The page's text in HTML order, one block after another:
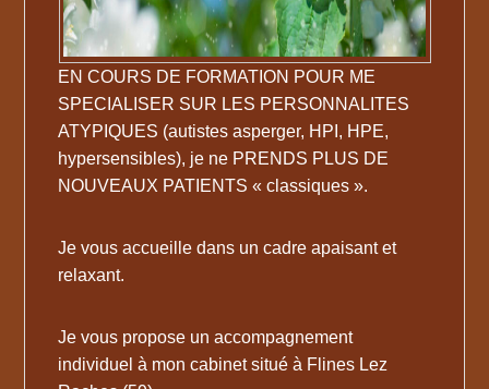
EN COURS DE FORMATION POUR ME
SPECIALISER SUR LES PERSONNALITES
ATYPIQUES (autistes asperger, HPI, HPE,
hypersensibles), je ne PRENDS PLUS DE
NOUVEAUX PATIENTS « classiques ».
Je vous accueille dans un cadre apaisant et
relaxant.
Je vous propose un accompagnement
individuel à mon cabinet situé à Flines Lez